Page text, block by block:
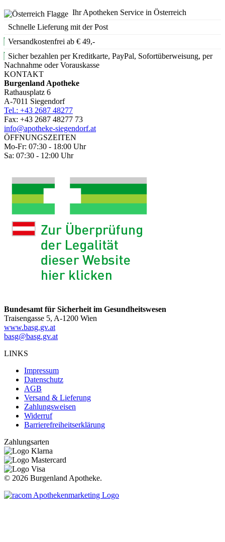
Ihr Apotheken Service in Österreich
Schnelle Lieferung mit der Post
Versandkostenfrei ab € 49,-
Sicher bezahlen per Kreditkarte, PayPal, Sofortüberweisung, per
Nachnahme oder Vorauskasse
KONTAKT
Burgenland Apotheke
Rathausplatz 6
A-7011 Siegendorf
Tel.: +43 2687 48277
Fax: +43 2687 48277 73
info@apotheke-siegendorf.at
ÖFFNUNGSZEITEN
Mo-Fr: 07:30 - 18:00 Uhr
Sa: 07:30 - 12:00 Uhr
Bundesamt für Sicherheit im Gesundheitswesen
Traisengasse 5, A-1200 Wien
www.basg.gv.at
basg@basg.gv.at
LINKS
Impressum
Datenschutz
AGB
Versand & Lieferung
Zahlungsweisen
Widerruf
Barrierefreiheitserklärung
Zahlungsarten
© 2026 Burgenland Apotheke.